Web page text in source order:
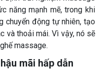
năng mạnh mẽ, trong khi
chuyển động tự nhiên, tạo
và thoải mái. Vì vậy, nó sẽ
massage.
mãi hấp dẫn